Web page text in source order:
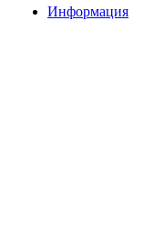
Информация